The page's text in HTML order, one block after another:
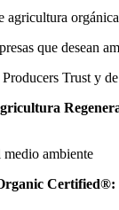
agricultura
que desean
Trust y
medio ambiente
Certified®: